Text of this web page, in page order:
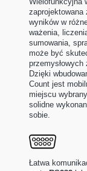
wyników w
ważenia,
sumowania,
może być
Dzięki
Count jest
miejscu
solidne
sobie.
Łatwa